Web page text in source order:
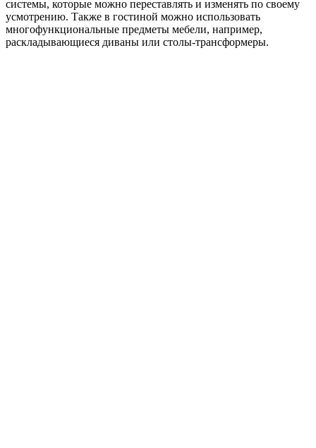
системы, которые можно переставлять и изменять по своему
усмотрению. Также в гостиной можно использовать
многофункциональные предметы мебели, например,
раскладывающиеся диваны или столы-трансформеры.